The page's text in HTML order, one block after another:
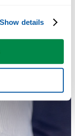
Show details